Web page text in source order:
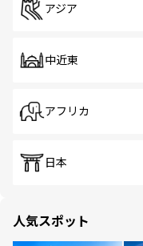
アジア
中近東
アフリカ
日本
人気スポット